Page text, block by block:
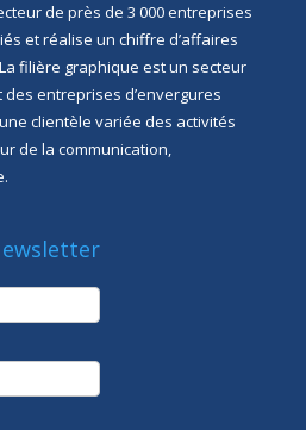
de près de 3 000 entreprises
et réalise un chiffre d’affaires
filière graphique est un secteur
entreprises d’envergures
clientèle variée des activités
de la communication,